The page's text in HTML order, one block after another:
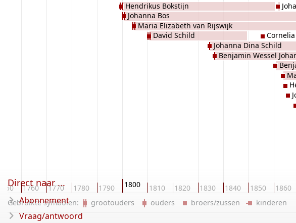
1760 1770 1780 1790 1800 1810 1820 1830 1840 1850 1860
Hendrikus Bokstijn
Johanna Bos
Maria Elizabeth van Rijswijk
David Schild
Johanna Dina Schild
Benjamin Wessel
Gebruikte symbolen: grootouders ouders broers/zussen kinderen
Direct naar ...
Abonnement
Vraag/antwoord